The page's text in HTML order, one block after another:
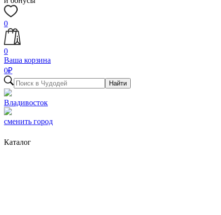
0
0
Ваша корзина
0₽
Найти
Владивосток
сменить город
Каталог